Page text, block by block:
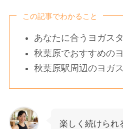
この記事でわかること
あなたに合うヨガス
秋葉原でおすすめの
秋葉原駅周辺のヨガ
楽しく続けられ